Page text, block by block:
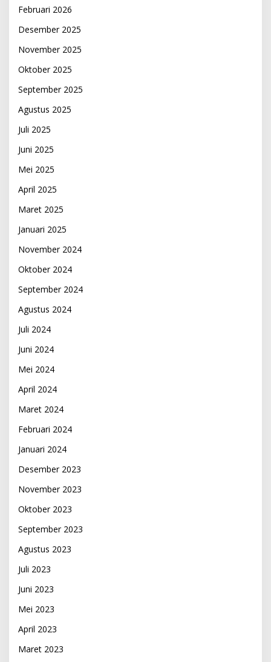
Februari 2026
Desember 2025
November 2025
Oktober 2025
September 2025
Agustus 2025
Juli 2025
Juni 2025
Mei 2025
April 2025
Maret 2025
Januari 2025
November 2024
Oktober 2024
September 2024
Agustus 2024
Juli 2024
Juni 2024
Mei 2024
April 2024
Maret 2024
Februari 2024
Januari 2024
Desember 2023
November 2023
Oktober 2023
September 2023
Agustus 2023
Juli 2023
Juni 2023
Mei 2023
April 2023
Maret 2023